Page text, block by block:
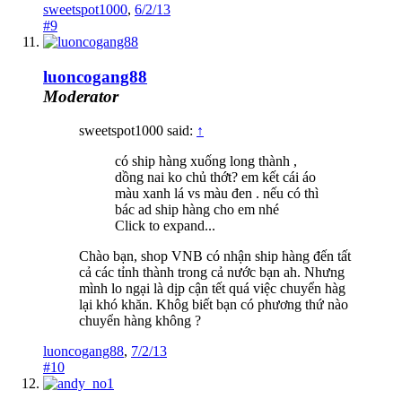
sweetspot1000, 6/2/13
#9
luoncogang88
Moderator
sweetspot1000 said: ↑
có ship hàng xuống long thành ,
dồng nai ko chủ thớt? em kết cái áo
màu xanh lá vs màu đen . nếu có thì
bác ad ship hàng cho em nhé
Click to expand...
Chào bạn, shop VNB có nhận ship hàng đến tất
cả các tỉnh thành trong cả nước bạn ah. Nhưng
mình lo ngại là dịp cận tết quá việc chuyển hàg
lại khó khăn. Khôg biết bạn có phương thứ nào
chuyển hàng không ?
luoncogang88, 7/2/13
#10